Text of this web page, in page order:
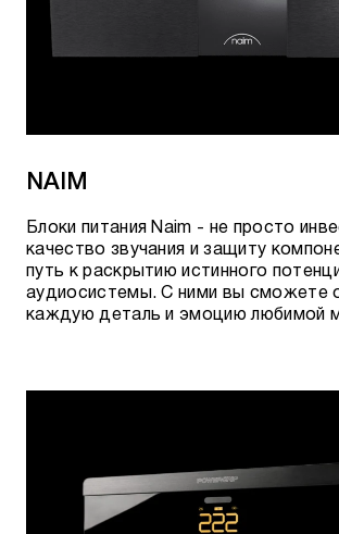
NAIM
Блоки питания Naim - не просто
качество звучания и защиту
путь к раскрытию истинного
аудиосистемы. С ними вы сможете
каждую деталь и эмоцию любимой